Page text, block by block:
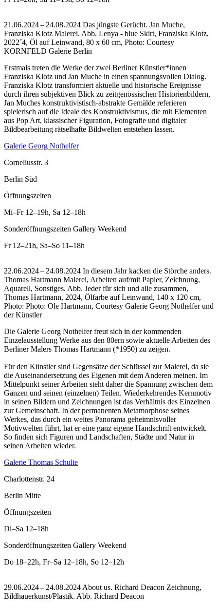
21.06.2024 – 24.08.2024 Das jüngste Gerücht. Jan Muche,
Franziska Klotz Malerei. Abb. Lenya - blue Skirt, Franziska Klotz,
2022´4, Öl auf Leinwand, 80 x 60 cm, Photo: Courtesy
KORNFELD Galerie Berlin
Erstmals treten die Werke der zwei Berliner Künstler*innen
Franziska Klotz und Jan Muche in einen spannungsvollen Dialog.
Franziska Klotz transformiert aktuelle und historische Ereignisse
durch ihren subjektiven Blick zu zeitgenössischen Historienbildern,
Jan Muches konstruktivistisch-abstrakte Gemälde referieren
spielerisch auf die Ideale des Konstruktivismus, die mit Elementen
aus Pop Art, klassischer Figuration, Fotografie und digitaler
Bildbearbeitung rätselhafte Bildwelten entstehen lassen.
Galerie Georg Nothelfer
Corneliusstr. 3
Berlin Süd
Öffnungszeiten
Mi–Fr 12–19h, Sa 12–18h
Sonderöffnungszeiten Gallery Weekend
Fr 12–21h, Sa–So 11–18h
22.06.2024 – 24.08.2024 In diesem Jahr kacken die Störche anders.
Thomas Hartmann Malerei, Arbeiten auf/mit Papier, Zeichnung,
Aquarell, Sonstiges. Abb. Jeder für sich und alle zusammen,
Thomas Hartmann, 2024, Ölfarbe auf Leinwand, 140 x 120 cm,
Photo: Photo: Ole Hartmann, Courtesy Galerie Georg Nothelfer und
der Künstler
Die Galerie Georg Nothelfer freut sich in der kommenden
Einzelausstellung Werke aus den 80ern sowie aktuelle Arbeiten des
Berliner Malers Thomas Hartmann (*1950) zu zeigen.
Für den Künstler sind Gegensätze der Schlüssel zur Malerei, da sie
die Auseinandersetzung des Eigenen mit dem Anderen meinen. Im
Mittelpunkt seiner Arbeiten steht daher die Spannung zwischen dem
Ganzen und seinen (einzelnen) Teilen. Wiederkehrendes Kernmotiv
in seinen Bildern und Zeichnungen ist das Verhältnis des Einzelnen
zur Gemeinschaft. In der permanenten Metamorphose seines
Werkes, das durch ein weites Panorama geheimnisvoller
Motivwelten führt, hat er eine ganz eigene Handschrift entwickelt.
So finden sich Figuren und Landschaften, Städte und Natur in
seinen Arbeiten wieder.
Galerie Thomas Schulte
Charlottenstr. 24
Berlin Mitte
Öffnungszeiten
Di–Sa 12–18h
Sonderöffnungszeiten Gallery Weekend
Do 18–22h, Fr–Sa 12–18h, So 12–12h
29.06.2024 – 24.08.2024 About us. Richard Deacon Zeichnung,
Bildhauerkunst/Plastik. Abb. Richard Deacon